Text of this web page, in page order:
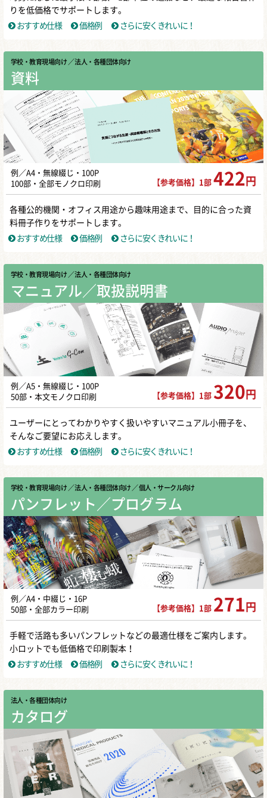
りを低価格でサポートします。
おすすめ仕様
価格例 さらに安くきれいに！
学校・教育現場向け ／ 法人・各種団体向け
資料
例／A4・無線綴じ・100P
100部・全部モノクロ印刷
【参考価格】1部 422 円
各種公的機関・オフィス用途から趣味用途まで、目的に合った資
料冊子作りをサポートします。
おすすめ仕様
価格例 さらに安くきれいに！
学校・教育現場向け ／ 法人・各種団体向け
マニュアル／取扱説明書
例／A5・無線綴じ・100P
50部・本文モノクロ印刷
【参考価格】1部 320 円
ユーザーにとってわかりやすく扱いやすいマニュアル小冊子を、
そんなご要望にお応えします。
おすすめ仕様
価格例 さらに安くきれいに！
学校・教育現場向け ／ 法人・各種団体向け ／ 個人・サークル向け
パンフレット／プログラム
例／A4・中綴じ・16P
50部・全部カラー印刷
【参考価格】1部 271 円
手軽で活路も多いパンフレットなどの最適仕様をご案内します。
小ロットでも低価格で印刷製本！
おすすめ仕様
価格例 さらに安くきれいに！
法人・各種団体向け
カタログ